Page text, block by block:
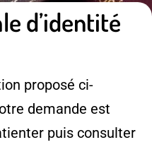
d’identité
proposé ci-
demande est
puis consulter